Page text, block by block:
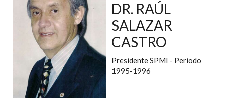
DR. RAÚL
SALAZAR
CASTRO
Presidente SPMI - Periodo
1995-1996